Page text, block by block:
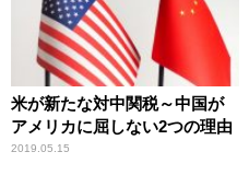
米が新たな対中関税～中国が
アメリカに屈しない2つの理由
2019.05.15